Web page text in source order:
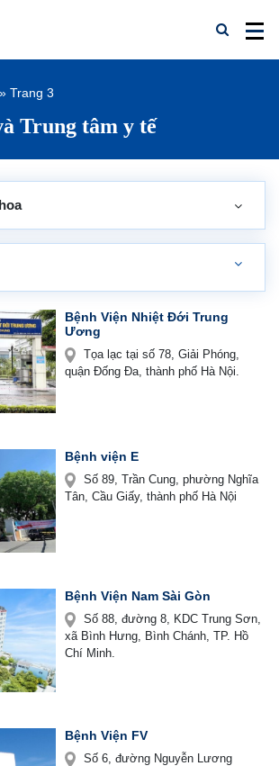
» Trang 3
Trung tâm y tế
Bệnh Viện Nhiệt Đới Trung
Ương
Tọa lạc tại số 78, Giải Phóng,
quận Đống Đa, thành phố Hà Nội.
Bệnh viện E
Số 89, Trần Cung, phường Nghĩa
Tân, Cầu Giấy, thành phố Hà Nội
Bệnh Viện Nam Sài Gòn
Số 88, đường 8, KDC Trung Sơn,
xã Bình Hưng, Bình Chánh, TP. Hồ
Chí Minh.
Bệnh Viện FV
Số 6, đường Nguyễn Lương